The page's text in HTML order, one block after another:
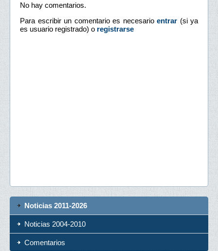
No hay comentarios.
Para escribir un comentario es necesario entrar (si ya
es usuario registrado) o registrarse
Noticias 2011-2026
Noticias 2004-2010
Comentarios